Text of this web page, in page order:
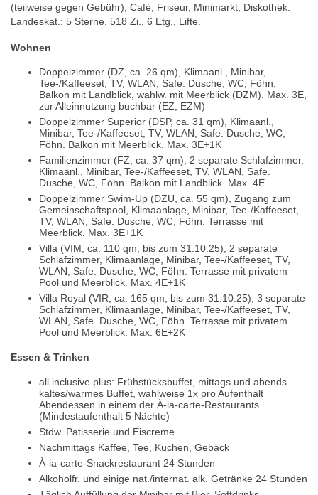
(teilweise gegen Gebühr), Café, Friseur, Minimarkt, Diskothek.
Landeskat.: 5 Sterne, 518 Zi., 6 Etg., Lifte.
Wohnen
Doppelzimmer (DZ, ca. 26 qm), Klimaanl., Minibar,
Tee-/Kaffeeset, TV, WLAN, Safe. Dusche, WC, Föhn.
Balkon mit Landblick, wahlw. mit Meerblick (DZM). Max. 3E,
zur Alleinnutzung buchbar (EZ, EZM)
Doppelzimmer Superior (DSP, ca. 31 qm), Klimaanl.,
Minibar, Tee-/Kaffeeset, TV, WLAN, Safe. Dusche, WC,
Föhn. Balkon mit Meerblick. Max. 3E+1K
Familienzimmer (FZ, ca. 37 qm), 2 separate Schlafzimmer,
Klimaanl., Minibar, Tee-/Kaffeeset, TV, WLAN, Safe.
Dusche, WC, Föhn. Balkon mit Landblick. Max. 4E
Doppelzimmer Swim-Up (DZU, ca. 55 qm), Zugang zum
Gemeinschaftspool, Klimaanlage, Minibar, Tee-/Kaffeeset,
TV, WLAN, Safe. Dusche, WC, Föhn. Terrasse mit
Meerblick. Max. 3E+1K
Villa (VIM, ca. 110 qm, bis zum 31.10.25), 2 separate
Schlafzimmer, Klimaanlage, Minibar, Tee-/Kaffeeset, TV,
WLAN, Safe. Dusche, WC, Föhn. Terrasse mit privatem
Pool und Meerblick. Max. 4E+1K
Villa Royal (VIR, ca. 165 qm, bis zum 31.10.25), 3 separate
Schlafzimmer, Klimaanlage, Minibar, Tee-/Kaffeeset, TV,
WLAN, Safe. Dusche, WC, Föhn. Terrasse mit privatem
Pool und Meerblick. Max. 6E+2K
Essen & Trinken
all inclusive plus: Frühstücksbuffet, mittags und abends
kaltes/warmes Buffet, wahlweise 1x pro Aufenthalt
Abendessen in einem der À-la-carte-Restaurants
(Mindestaufenthalt 5 Nächte)
Stdw. Patisserie und Eiscreme
Nachmittags Kaffee, Tee, Kuchen, Gebäck
À-la-carte-Snackrestaurant 24 Stunden
Alkoholfr. und einige nat./internat. alk. Getränke 24 Stunden